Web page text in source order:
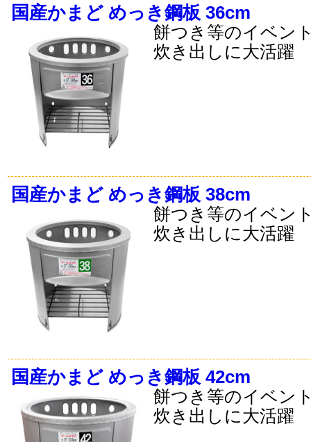
国産かまど めっき鋼板 36cm
餅つき等のイベン
炊き出しに大活躍
国産かまど めっき鋼板 38cm
餅つき等のイベン
炊き出しに大活躍
国産かまど めっき鋼板 42cm
餅つき等のイベン
炊き出しに大活躍